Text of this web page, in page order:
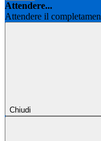
Attendere...
Attendere il
Chiudi